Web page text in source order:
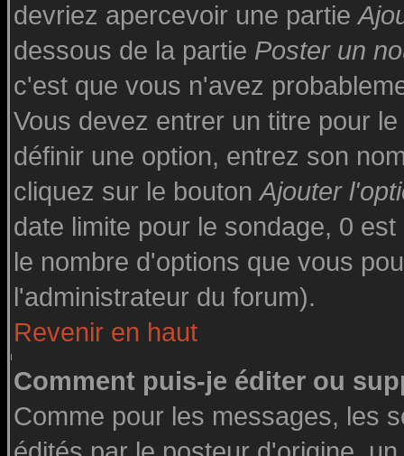
devriez apercevoir une partie
dessous de la partie Poster un
c'est que vous n'avez
Vous devez entrer un titre pour
définir une option, entrez son
cliquez sur le boutonAjouter
date limite pour le sondage, 0
le nombre d'options que vous
l'administrateur du forum).
Revenir en haut
Comment puis-je éditer ou
Comme pour les messages, les